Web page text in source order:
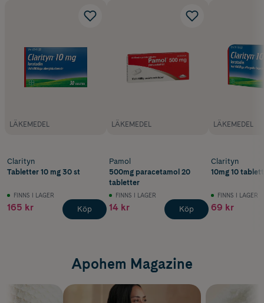
LÄKEMEDEL
Clarityn
Tabletter 10 mg 30 st
FINNS I LAGER
165 kr Köp
LÄKEMEDEL
Pamol
500mg paracetamol 20
tabletter
FINNS I LAGER
14 kr Köp
LÄKEMEDEL
Clarityn
10mg 10
FINNS I LAGER
69 kr
Apohem Magazine